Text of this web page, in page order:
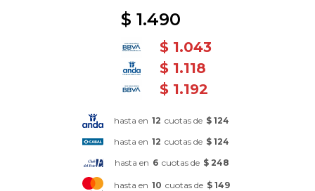
$ 1.490
$ 1.043
$ 1.118
$ 1.192
hasta en 12 cuotas de $ 124
hasta en 12 cuotas de $ 124
hasta en 6 cuotas de $ 248
hasta en 10 cuotas de $ 149